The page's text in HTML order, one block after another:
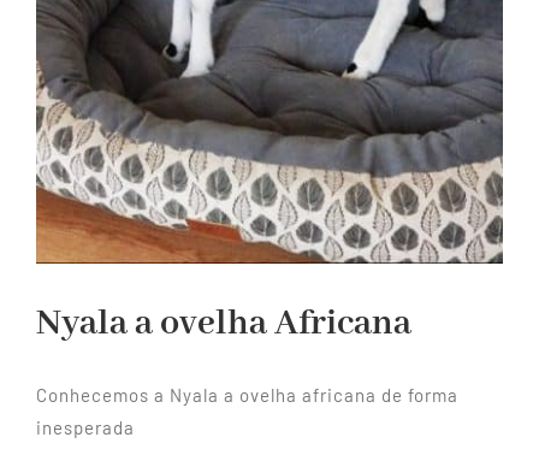
Nyala a ovelha Africana
Conhecemos a Nyala a ovelha africana de forma
inesperada